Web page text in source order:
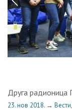
Друга радионица
23. нов 2018. → Вести,